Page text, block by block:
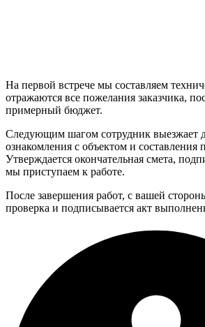
На первой встрече мы составляем
отражаются все пожелания заказчика,
примерный бюджет.
Следующим шагом сотрудник выезжает
ознакомления с объектом и составления
Утверждается окончательная смета,
мы приступаем к работе.
После завершения работ, с вашей
проверка и подписывается акт